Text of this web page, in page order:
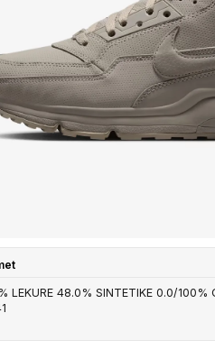
LEKURE 48.0% SINTETIKE 0.0/100%